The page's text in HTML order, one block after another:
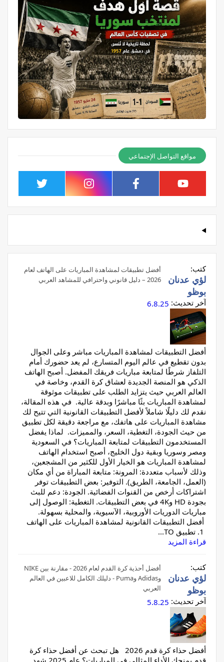
مواقع التواصل الإجتماعي
أفضل تطبيقات لمشاهدة المباريات على الهاتف لعام
2026 – دليل قانوني واحترافي للمشاهد العربي
كتب:
لؤي عدنان
بوظو
آخر تحديث: 6.8.25
أفضل التطبيقات لمشاهدة المباريات مباشر وعلى الجوال
بدون تقطيع في عالم اليوم المتسارع، لم يعد حضورك أمام
التلفاز شرطًا لمتابعة مباريات فريقك المفضل. أصبح الهاتف
الذكي هو المنصة الجديدة لعشاق كرة القدم، وخاصة في
العالم العربي حيث يتزايد الطلب على تطبيقات موثوقة
لمشاهدة المباريات بثًا مباشرًا وبدقة عالية. في هذه المقالة،
نقدم لك دليلًا شاملاً لأفضل التطبيقات القانونية التي تتيح لك
مشاهدة المباريات على هاتفك، مع مراجعة دقيقة لكل تطبيق
من حيث الجودة، التغطية، السعر، والمميزات. لماذا يفضل
المستخدمون التطبيقات لمتابعة المباريات؟ في السعودية
ومصر وسوريا وبقية دول الخليج، أصبح استخدام الهاتف
لمشاهدة المباريات هو الخيار الأول للكثير من المشجعين،
وذلك لأسباب متعددة: المرونة: متابعة المباراة من أي مكان
(العمل، الجامعة، الطريق). التوفير: بعض التطبيقات توفر
اشتراكات أرخص من القنوات الفضائية. الجودة: دعم للبث
بجودة HD و4K في بعض التطبيقات. التغطية: الوصول إلى
مباريات الدوريات الأوروبية، الآسيوية، والمحلية بسهولة.
أفضل التطبيقات القانونية لمشاهدة المباريات على الهاتف
قراءة المزيد
أفضل أحذية كرة القدم لعام 2026 - مقارنة بين NIKE
وAdidas وPuma - دليلك الكامل للاعبين في العالم
العربي
كتب:
لؤي عدنان
بوظو
آخر تحديث: 5.8.25
أفضل حذاء كرة قدم 2026 هل تبحث عن أفضل حذاء كرة
قدم يمنحك الأداء المثالي في المباريات؟ عام 2025 شهد